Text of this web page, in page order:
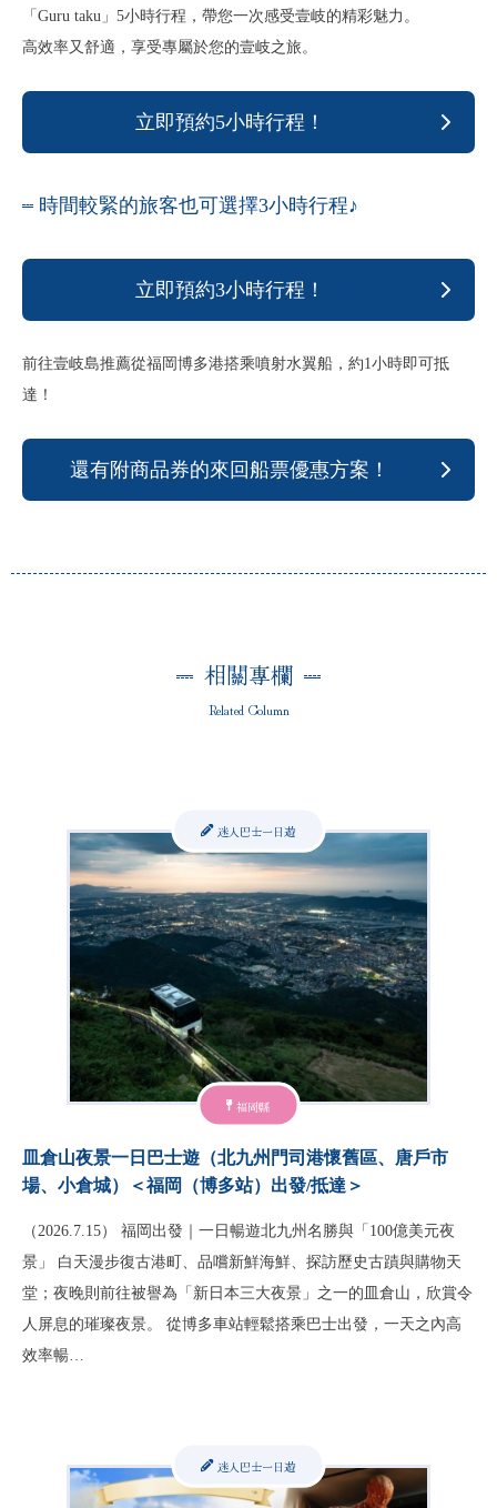
「Guru taku」5小時行程，帶您一次感受壹岐的精彩魅力。
高效率又舒適，享受專屬於您的壹岐之旅。
立即預約5小時行程！
時間較緊的旅客也可選擇3小時行程♪
立即預約3小時行程！
前往壹岐島推薦從福岡博多港搭乘噴射水翼船，約1小時即可抵
達！
還有附商品券的來回船票優惠方案！
相關專欄
Related Column
福岡縣
迷人巴士一日遊
皿倉山夜景一日巴士遊（北九州門司港懷舊區、唐戶市
場、小倉城）＜福岡（博多站）出發/抵達＞
（2026.7.15） 福岡出發｜一日暢遊北九州名勝與「100億美元夜
景」 白天漫步復古港町、品嚐新鮮海鮮、探訪歷史古蹟與購物天
堂；夜晚則前往被譽為「新日本三大夜景」之一的皿倉山，欣賞令
人屏息的璀璨夜景。 從博多車站輕鬆搭乘巴士出發，一天之內高
效率暢…
迷人巴士一日遊